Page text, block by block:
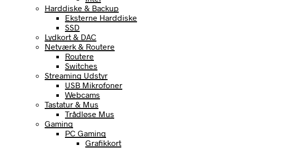
Harddiske & Backup
Eksterne Harddiske
SSD
Lydkort & DAC
Netværk & Routere
Routere
Switches
Streaming Udstyr
USB Mikrofoner
Webcams
Tastatur & Mus
Trådløse Mus
Gaming
PC Gaming
Grafikkort